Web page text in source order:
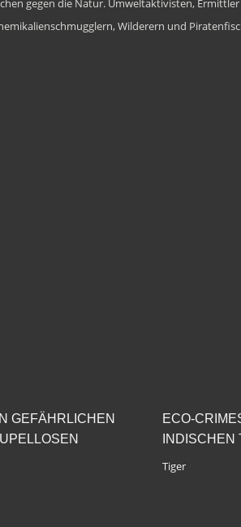
gegen die Natur. Umweltaktivisten,
Wilderern und
GEFÄHRLICHEN
ECO-
INDISCHEN
Tiger